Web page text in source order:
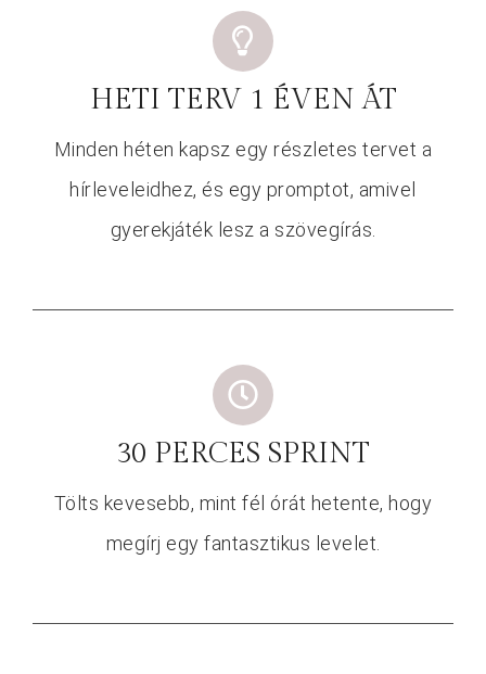
IGEN! EZ AZ AMIT KERESTEM!
HETI TERV 1 ÉVEN ÁT
Minden héten kapsz egy részletes tervet a
hírleveleidhez, és egy promptot, amivel
gyerekjáték lesz a szövegírás.
30 PERCES SPRINT
Tölts kevesebb, mint fél órát hetente, hogy
megírj egy fantasztikus levelet.